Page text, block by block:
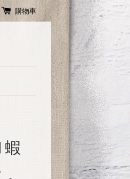
購物車
蝦